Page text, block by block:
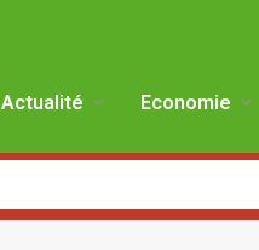
Actualité Economie